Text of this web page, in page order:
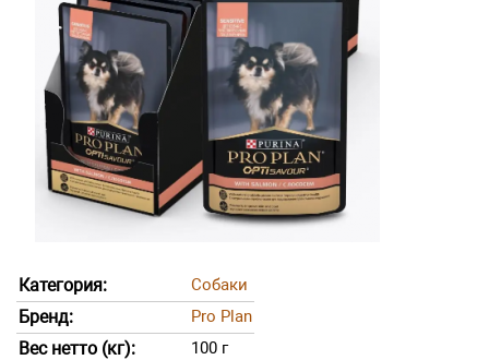
Категория: Собаки
Бренд: Pro Plan
Вес нетто (кг): 100 г